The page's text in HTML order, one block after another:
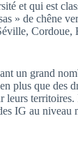
et qui est
» de chêne
un grand
plus que des
leurs
IG au